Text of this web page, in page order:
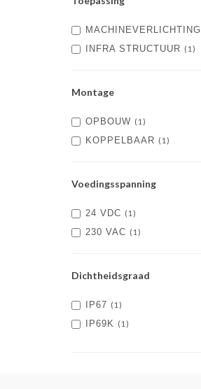
MACHINEVERLICHTING
INFRA STRUCTUUR (1)
Montage
OPBOUW (1)
KOPPELBAAR (1)
Voedingsspanning
24 VDC (1)
230 VAC (1)
Dichtheidsgraad
IP67 (1)
IP69K (1)